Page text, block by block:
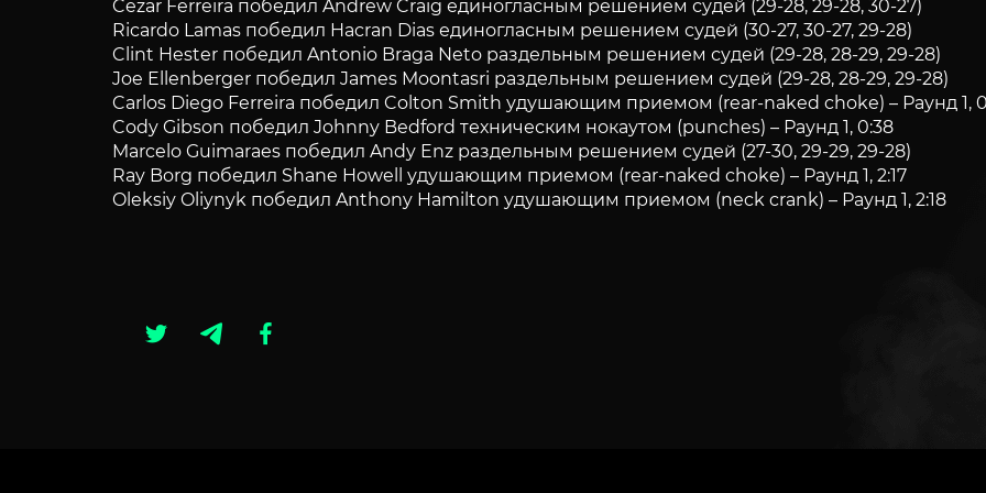
Cezar Ferreira победил Andrew Craig единогласным решением судей (29-28, 29-28, 30-27)
Ricardo Lamas победил Hacran Dias единогласным решением судей (30-27, 30-27, 29-28)
Clint Hester победил Antonio Braga Neto раздельным решением судей (29-28, 28-29, 29-28)
Joe Ellenberger победил James Moontasri раздельным решением судей (29-28, 28-29, 29-28)
Carlos Diego Ferreira победил Colton Smith удушающим приемом (rear-naked choke) – Раунд 1,
Cody Gibson победил Johnny Bedford техническим нокаутом (punches) – Раунд 1, 0:38
Marcelo Guimaraes победил Andy Enz раздельным решением судей (27-30, 29-29, 29-28)
Ray Borg победил Shane Howell удушающим приемом (rear-naked choke) – Раунд 1, 2:17
Oleksiy Oliynyk победил Anthony Hamilton удушающим приемом (neck crank) – Раунд 1, 2:18